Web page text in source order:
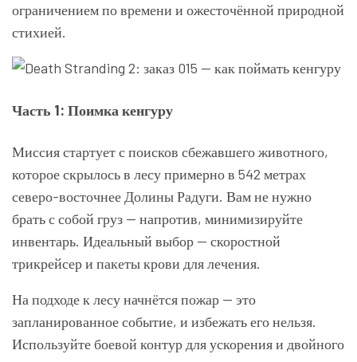
ограничением по времени и ожесточённой природной
стихией.
Часть 1: Поимка кенгуру
Миссия стартует с поисков сбежавшего животного,
которое скрылось в лесу примерно в 542 метрах
северо-восточнее Долины Радуги. Вам не нужно
брать с собой груз — напротив, минимизируйте
инвентарь. Идеальный выбор — скоростной
трикрейсер и пакеты крови для лечения.
На подходе к лесу начнётся пожар — это
запланированное событие, и избежать его нельзя.
Используйте боевой контур для ускорения и двойного